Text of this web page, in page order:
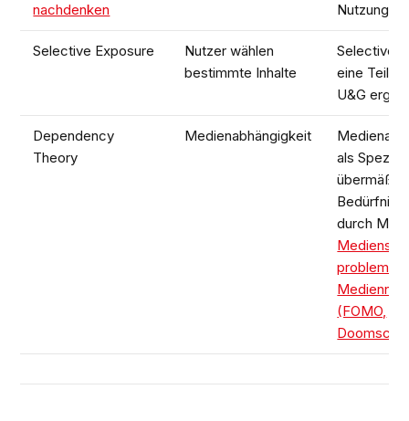
nachdenken
Selective Exposure
Nutzer wählen
bestimmte Inhalte
Selective
eine
U&G
Dependency
Theory
Medienabhängigkeit
als
durch
(FOMO,